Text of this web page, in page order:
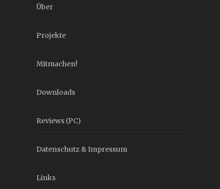
Über
Projekte
Mitmachen!
Downloads
Reviews (PC)
Datenschutz & Impressum
Links